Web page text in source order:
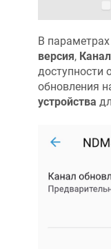
В параметрах
версия,
доступности
обновления
устройства